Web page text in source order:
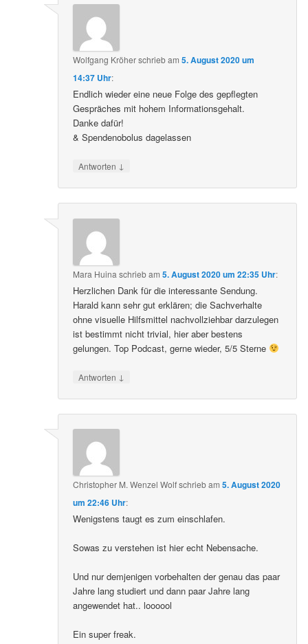
Wolfgang Kröherschriebam5. August 2020 um
14:37 Uhr:
Endlich wieder eine neue Folge des gepflegten
Gespräches mit hohem Informationsgehalt.
Danke dafür!
& Spendenobolus dagelassen
Antworten ↓
Mara Huina schriebam5. August 2020 um 22:35 Uhr:
Herzlichen Dank für die interessante Sendung.
Harald kann sehr gut erklären; die Sachverhalte
ohne visuelle Hilfsmittel nachvollziehbar darzulegen
ist bestimmt nicht trivial, hier aber bestens
gelungen. Top Podcast, gerne wieder, 5/5 Sterne
Antworten ↓
Christopher M. Wenzel Wolfschriebam5. August 2020
um 22:46 Uhr:
Wenigstens taugt es zum einschlafen.
Sowas zu verstehen ist hier echt Nebensache.
Und nur demjenigen vorbehalten der genau das paar
Jahre lang studiert und dann paar Jahre lang
angewendet hat.. loooool
Ein super freak.